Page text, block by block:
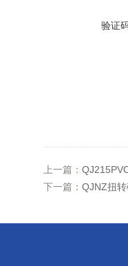
验证
上一篇：
下一篇： QJNZ扭